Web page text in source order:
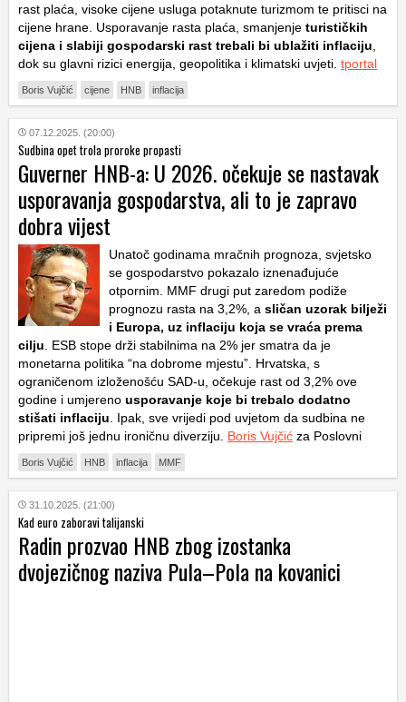
rast plaća, visoke cijene usluga potaknute turizmom te pritisci na
cijene hrane. Usporavanje rasta plaća, smanjenje turističkih
cijena i slabiji gospodarski rast trebali bi ublažiti inflaciju
dok su glavni rizici energija, geopolitika i klimatski uvjeti. tportal
Boris Vujčić cijene HNB inflacija
07.12.2025. (20:00)
Sudbina opet trola proroke propasti
Guverner HNB-a: U 2026. očekuje se nastavak
usporavanja gospodarstva, ali to je zapravo
dobra vijest
Unatoč godinama mračnih prognoza, svjetsko
se gospodarstvo pokazalo iznenađujuće
otpornim. MMF drugi put zaredom podiže
prognozu rasta na 3,2%, a sličan uzorak bilježi
i Europa, uz inflaciju koja se vraća prema
cilju . ESB stope drži stabilnima na 2% jer smatra da je
monetarna politika “na dobrome mjestu”. Hrvatska, s
ograničenom izloženošću SAD-u, očekuje rast od 3,2% ove
godine i umjereno usporavanje koje bi trebalo dodatno
stišati inflaciju . Ipak, sve vrijedi pod uvjetom da sudbina ne
pripremi još jednu ironičnu diverziju. Boris Vujčić za Poslovni
Boris Vujčić HNB inflacija MMF
31.10.2025. (21:00)
Kad euro zaboravi talijanski
Radin prozvao HNB zbog izostanka
dvojezičnog naziva Pula–Pola na kovanici